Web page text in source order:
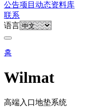
公告项目动态资料库
联系
语言
홈
Wilmat
高端入口地垫系统